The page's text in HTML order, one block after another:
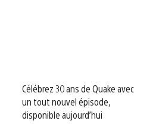
Célébrez 30 ans de Quake avec
un tout nouvel épisode,
disponible aujourd’hui